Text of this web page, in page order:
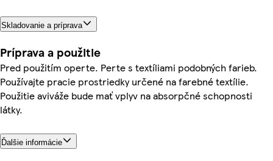
Skladovanie a príprava
Príprava a použitie
Pred použitím operte. Perte s textíliami podobných farieb.
Používajte pracie prostriedky určené na farebné textílie.
Použitie aviváže bude mať vplyv na absorpčné schopnosti
látky.
Ďalšie informácie